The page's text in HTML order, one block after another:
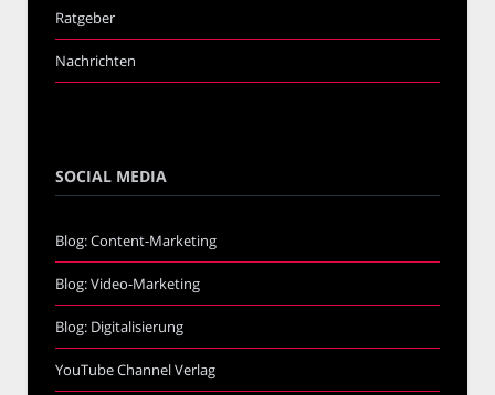
Ratgeber
Nachrichten
SOCIAL MEDIA
Blog: Content-Marketing
Blog: Video-Marketing
Blog: Digitalisierung
YouTube Channel Verlag